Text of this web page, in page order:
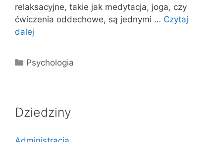
relaksacyjne, takie jak medytacja, joga, czy
ćwiczenia oddechowe, są jednymi … Czytaj
dalej
Kategorie
Psychologia
Dziedziny